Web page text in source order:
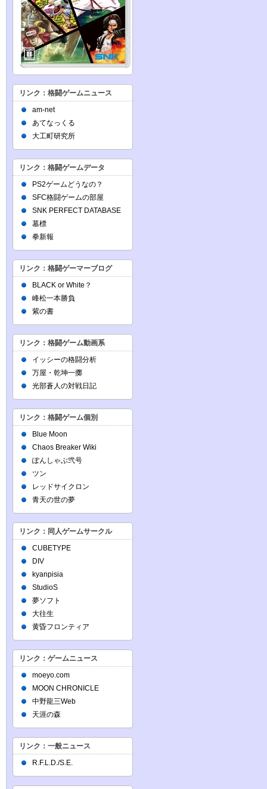
リンク：格闘ゲームニュース
am-net
あてなっくる
大工町研究所
リンク：格闘ゲームデータ
PS2ゲームどうなの？
SFC格闘ゲームの部屋
SNK PERFECT DATABASE
墓標
拳新報
リンク：格闘ゲーマーブログ
BLACK or White？
峰松一本勝負
紫の書
リンク：格闘ゲーム動画系
イッシーの格闘分析
万屋・乾坤一擲
光部蒼人の対戦日記
リンク：格闘ゲーム個別
Blue Moon
Chaos Breaker Wiki
ぽんしゃぶ弐号
ツン
レッドサイクロン
青天の世の夢
リンク：同人ゲームサークル
CUBETYPE
DIV
kyanpisia
StudioS
夢ソフト
大往生
黄昏フロンティア
リンク：ゲームニュース
moeyo.com
MOON CHRONICLE
中野龍三Web
天涯の森
リンク：一般ニュース
R.F.L.D./S.E.